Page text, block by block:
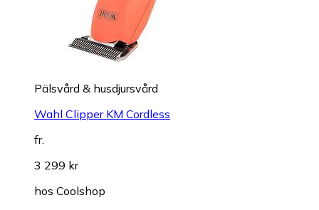
Pälsvård & husdjursvård
Wahl Clipper KM Cordless
fr.
3 299 kr
hos Coolshop